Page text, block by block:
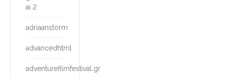
ai 2
adriaanstorm
advancedhtml
adventurefilmfestival.gr